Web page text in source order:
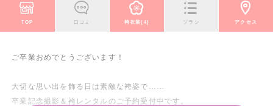
TOP 口コミ 袴衣装(4) プラン アクセス
ご卒業おめでとうございます！
大切な思い出を飾る日は素敵な袴姿で……
卒業記念撮影＆袴レンタルのご予約受付中です。